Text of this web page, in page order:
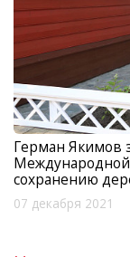
Герман Якимов
сохранению
07 декабря 2021